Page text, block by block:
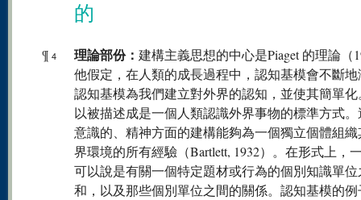
的
¶ 4 理論部份： 建構主義思想的中心是Piaget 的理論（
他假定，在人類的成長過程中，認知基模會不斷
認知基模為我們建立對外界的認知，並使其簡單
以被描述成是一個人類認識外界事物的標準方式
意識的、精神方面的建構能夠為一個獨立個體組
界環境的所有經驗（Bartlett, 1932）。在形式上，
可以說是有關一個特定題材或行為的個別知識單位
和，以及那些個別單位之間的關係。認知基模的